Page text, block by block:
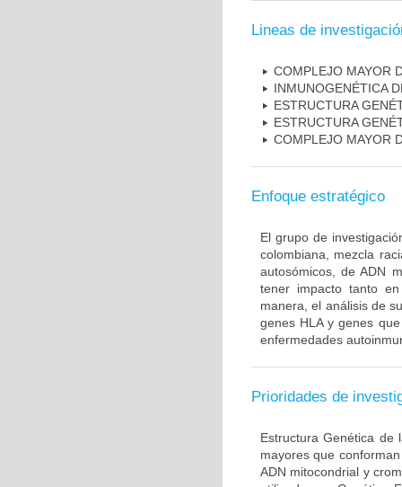
Lineas de
COMPLEJO MAYOR
INMUNOGENÉTICA
ESTRUCTURA
ESTRUCTURA
COMPLEJO MAYOR
Enfoque estratégico
El grupo de
colombiana, mezcla
autosómicos, de ADN
tener impacto tanto
manera, el análisis de
genes HLA y genes
enfermedades
Prioridades de
Estructura Genética de
mayores que
ADN mitocondrial y